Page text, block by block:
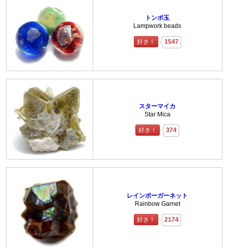
トンボ玉
Lampwork beads
好き！ 1547
スターマイカ
Star Mica
好き！ 374
レインボーガーネット
Rainbow Garnet
好き！ 2174